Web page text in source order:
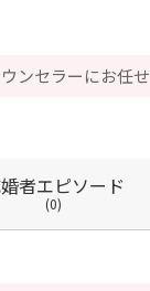
ンセラーにお任せ
者エピソード
(0)